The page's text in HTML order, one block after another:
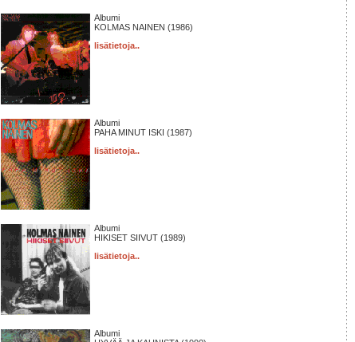
Albumi
KOLMAS NAINEN (1986)
lisätietoja..
Albumi
PAHA MINUT ISKI (1987)
lisätietoja..
Albumi
HIKISET SIIVUT (1989)
lisätietoja..
Albumi